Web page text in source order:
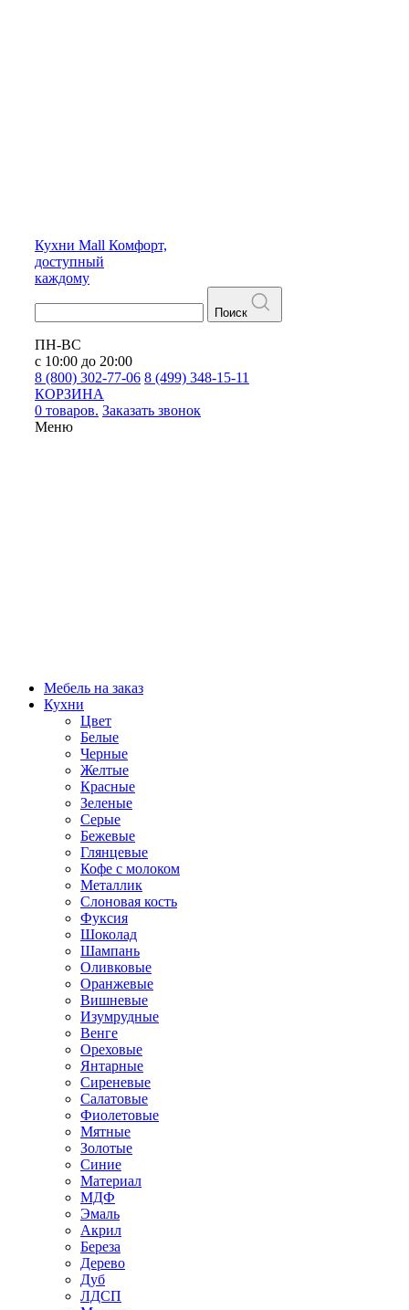
Кухни Mall Комфорт,
доступный
каждому
Поиск
ПН-ВС
с 10:00 до 20:00
8 (800) 302-77-06 8 (499) 348-15-11
КОРЗИНА
0 товаров. Заказать звонок
Меню
Мебель на заказ
Кухни
Цвет
Белые
Черные
Желтые
Красные
Зеленые
Серые
Бежевые
Глянцевые
Кофе с молоком
Металлик
Слоновая кость
Фуксия
Шоколад
Шампань
Оливковые
Оранжевые
Вишневые
Изумрудные
Венге
Ореховые
Янтарные
Сиреневые
Салатовые
Фиолетовые
Мятные
Золотые
Синие
Материал
МДФ
Эмаль
Акрил
Береза
Дерево
Дуб
ЛДСП